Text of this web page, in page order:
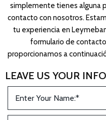
simplemente tienes alguna
contacto con nosotros.
tu experiencia en
formulario de
proporcionamos a
LEAVE US YOUR INFO